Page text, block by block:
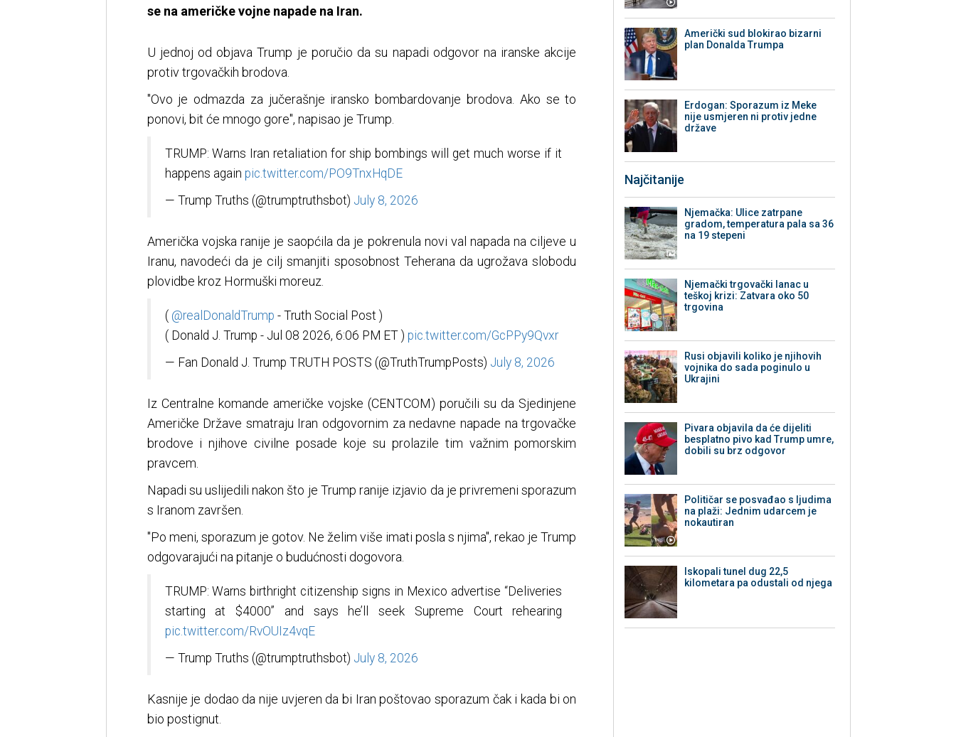
se na američke vojne napade na Iran.
U jednoj od objava Trump je poručio da su napadi odgovor na iranske akcije
protiv trgovačkih brodova.
"Ovo je odmazda za jučerašnje iransko bombardovanje brodova. Ako se to
ponovi, bit će mnogo gore", napisao je Trump.
TRUMP: Warns Iran retaliation for ship bombings will get much worse if it
happens again pic.twitter.com/PO9TnxHqDE
— Trump Truths (@trumptruthsbot) July 8, 2026
Američka vojska ranije je saopćila da je pokrenula novi val napada na ciljeve u
Iranu, navodeći da je cilj smanjiti sposobnost Teherana da ugrožava slobodu
plovidbe kroz Hormuški moreuz.
( @realDonaldTrump - Truth Social Post )
( Donald J. Trump - Jul 08 2026, 6:06 PM ET ) pic.twitter.com/GcPPy9Qvxr
— Fan Donald J. Trump TRUTH POSTS (@TruthTrumpPosts) July 8, 2026
Iz Centralne komande američke vojske (CENTCOM) poručili su da Sjedinjene
Američke Države smatraju Iran odgovornim za nedavne napade na trgovačke
brodove i njihove civilne posade koje su prolazile tim važnim pomorskim
pravcem.
Napadi su uslijedili nakon što je Trump ranije izjavio da je privremeni sporazum
s Iranom završen.
"Po meni, sporazum je gotov. Ne želim više imati posla s njima", rekao je Trump
odgovarajući na pitanje o budućnosti dogovora.
TRUMP: Warns birthright citizenship signs in Mexico advertise “Deliveries
starting at $4000” and says he’ll seek Supreme Court rehearing
pic.twitter.com/RvOUIz4vqE
— Trump Truths (@trumptruthsbot) July 8, 2026
Kasnije je dodao da nije uvjeren da bi Iran poštovao sporazum čak i kada bi on
bio postignut.
Američki sud blokirao bizarni
plan Donalda Trumpa
Erdogan: Sporazum iz Meke
nije usmjeren ni protiv jedne
države
Najčitanije
Njemačka: Ulice zatrpane
gradom, temperatura pala sa 36
na 19 stepeni
Njemački trgovački lanac u
teškoj krizi: Zatvara oko 50
trgovina
Rusi objavili koliko je njihovih
vojnika do sada poginulo u
Ukrajini
Pivara objavila da će dijeliti
besplatno pivo kad Trump umre,
dobili su brz odgovor
Političar se posvađao s ljudima
na plaži: Jednim udarcem je
nokautiran
Iskopali tunel dug 22,5
kilometara pa odustali od njega